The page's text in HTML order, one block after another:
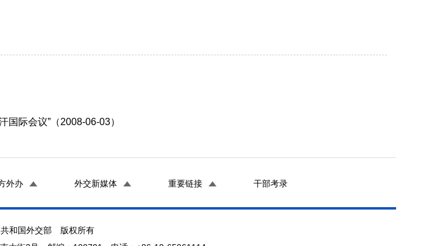
际会议”（2008-06-03）
外办 外交新媒体 重要链接 干部考录
共和国外交部 版权所有